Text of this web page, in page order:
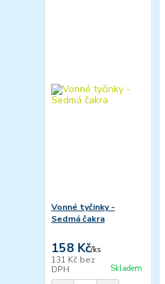
Vonné tyčinky -
Sedmá čakra
158 Kč/ks
131 Kč bez
DPH
Skladem